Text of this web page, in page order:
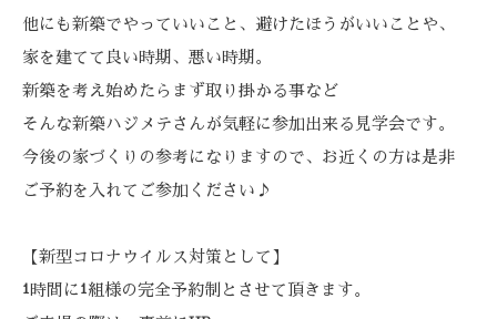
他にも新築でやっていいこと、避けたほうがいいことや、
家を建てて良い時期、悪い時期。
新築を考え始めたらまず取り掛かる事など
そんな新築ハジメテさんが気軽に参加出来る見学会です。
今後の家づくりの参考になりますので、お近くの方は是非
ご予約を入れてご参加ください♪
【新型コロナウイルス対策として】
1 時間に 1組様の完全予約制とさせて頂きます。